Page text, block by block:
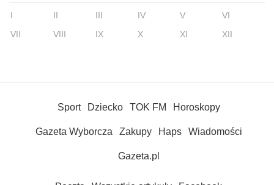
I II III IV V
VI
VII
VIII IX X XI XII
Sport Dziecko TOK FM Horoskopy
Gazeta Wyborcza Zakupy Haps Wiadomości
Gazeta.pl